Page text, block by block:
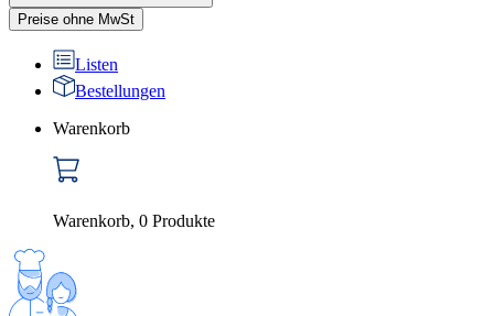
Preise ohne MwSt
Listen
Bestellungen
Warenkorb
Warenkorb, 0 Produkte